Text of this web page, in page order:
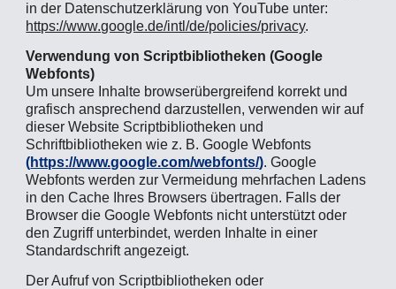
in der Datenschutzerklärung von YouTube unter:
https://www.google.de/intl/de/policies/privacy.
Verwendung von Scriptbibliotheken (Google
Webfonts)
Um unsere Inhalte browserübergreifend korrekt und
grafisch ansprechend darzustellen, verwenden wir auf
dieser Website Scriptbibliotheken und
Schriftbibliotheken wie z. B. Google Webfonts
(https://www.google.com/webfonts/). Google
Webfonts werden zur Vermeidung mehrfachen Ladens
in den Cache Ihres Browsers übertragen. Falls der
Browser die Google Webfonts nicht unterstützt oder
den Zugriff unterbindet, werden Inhalte in einer
Standardschrift angezeigt.
Der Aufruf von Scriptbibliotheken oder